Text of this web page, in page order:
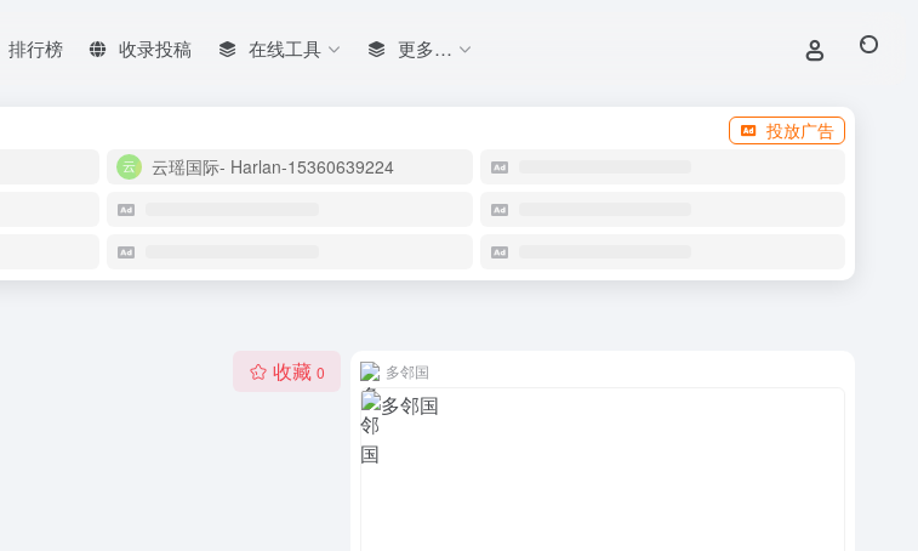
排行榜 收录投稿 在线工具 更多…
投放广告
云瑶国际- Harlan-15360639224
收藏 0 多邻国